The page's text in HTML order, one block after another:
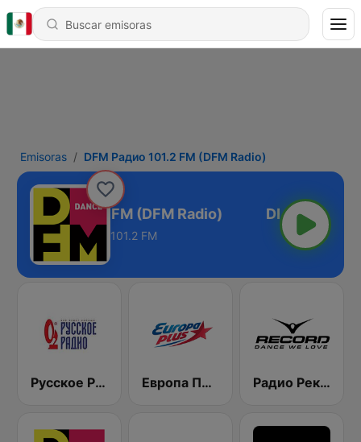
Emisoras DFM Радио 101.2 FM (DFM Radio)
Радио 101.2 FM (DFM Radio)
101.2 FM
Русское Радио Европа Плюс (Europa Plus) Радио Рекорд 101.9 (Radio Record)